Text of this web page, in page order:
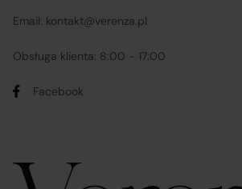
Email: kontakt@verenza.pl
Obsługa klienta: 8:00 - 17:00
Facebook